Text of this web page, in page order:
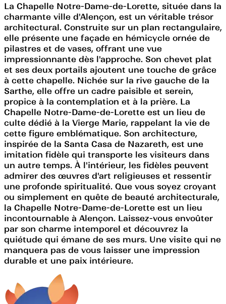
La Chapelle Notre-Dame-de-Lorette, située dans la
charmante ville d'Alençon, est un véritable trésor
architectural. Construite sur un plan rectangulaire,
elle présente une façade en hémicycle ornée de
pilastres et de vases, offrant une vue
impressionnante dès l'approche. Son chevet plat
et ses deux portails ajoutent une touche de grâce
à cette chapelle. Nichée sur la rive gauche de la
Sarthe, elle offre un cadre paisible et serein,
propice à la contemplation et à la prière. La
Chapelle Notre-Dame-de-Lorette est un lieu de
culte dédié à la Vierge Marie, rappelant la vie de
cette figure emblématique. Son architecture,
inspirée de la Santa Casa de Nazareth, est une
imitation fidèle qui transporte les visiteurs dans
un autre temps. À l'intérieur, les fidèles peuvent
admirer des œuvres d'art religieuses et ressentir
une profonde spiritualité. Que vous soyez croyant
ou simplement en quête de beauté architecturale,
la Chapelle Notre-Dame-de-Lorette est un lieu
incontournable à Alençon. Laissez-vous envoûter
par son charme intemporel et découvrez la
quiétude qui émane de ses murs. Une visite qui ne
manquera pas de vous laisser une impression
durable et une paix intérieure.